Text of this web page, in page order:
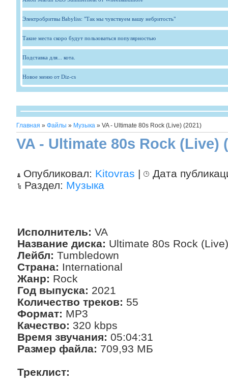
Электробритвы Babyliss: "Так мы чувствуем вашу небритость"
Такие места скоро будут пользоваться популярностью
Подставка для... кота.
Новое меню от Diz-cs
Главная » Файлы » Музыка » VA - Ultimate 80s Rock (Live) (2021)
VA - Ultimate 80s Rock (Live)
Опубликовал: Kitovras |
Дата
Раздел: Музыка
Исполнитель: VA
Название диска: Ultimate 80s Rock (Live)
Лейбл: Tumbledown
Страна: International
Жанр: Rock
Год выпуска: 2021
Количество треков: 55
Формат: MP3
Качество: 320 kbps
Время звучания: 05:04:31
Размер файла: 709,93 МБ
Треклист: